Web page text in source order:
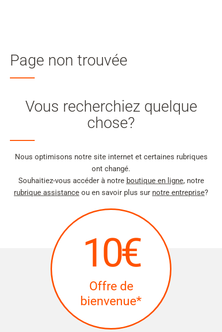
Passer à la recherche
Skip to Cookie Configuration
Cart
Shift+Alt+C
Customer Account
Page non trouvée
Vous recherchiez quelque
chose?
Nous optimisons notre site internet et certaines rubriques
ont changé.
Souhaitiez-vous accéder à notre boutique en ligne, notre
rubrique assistance ou en savoir plus sur notre entreprise?
10€
Offre de
bienvenue*